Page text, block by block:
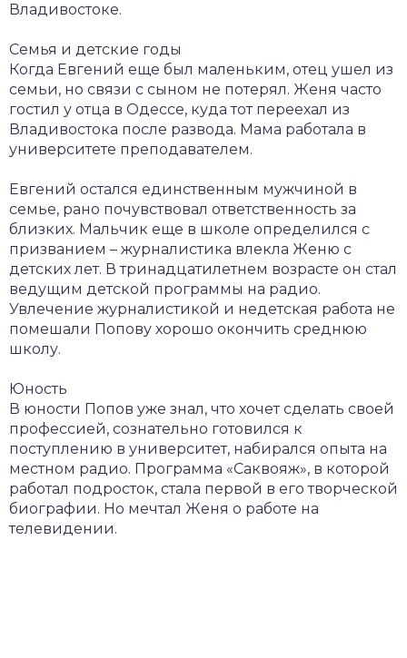
Владивостоке.
Семья и детские годы
Когда Евгений еще был маленьким, отец ушел из
семьи, но связи с сыном не потерял. Женя часто
гостил у отца в Одессе, куда тот переехал из
Владивостока после развода. Мама работала в
университете преподавателем.
Евгений остался единственным мужчиной в
семье, рано почувствовал ответственность за
близких. Мальчик еще в школе определился с
призванием – журналистика влекла Женю с
детских лет. В тринадцатилетнем возрасте он стал
ведущим детской программы на радио.
Увлечение журналистикой и недетская работа не
помешали Попову хорошо окончить среднюю
школу.
Юность
В юности Попов уже знал, что хочет сделать своей
профессией, сознательно готовился к
поступлению в университет, набирался опыта на
местном радио. Программа «Саквояж», в которой
работал подросток, стала первой в его творческой
биографии. Но мечтал Женя о работе на
телевидении.